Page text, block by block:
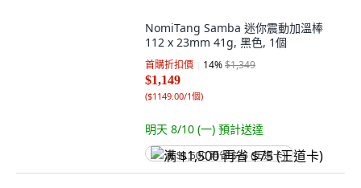
NomiTang Samba 迷你震動加溫棒
112 x 23mm 41g, 黑色, 1個
首購折扣價 14%$1,349
$1,149
($1149.00/1個)
明天 8/10 (一) 預計送達
满 $1,500 再省 $75 (王道卡)